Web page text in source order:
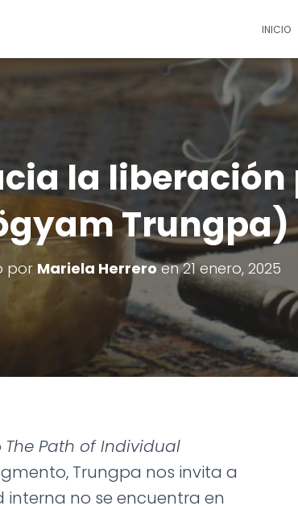
INICIO
la liberación
Trungpa)
por Mariela Herreroen21 enero, 2025
The Path of Individual
Trungpa nos invita a
no se encuentra en